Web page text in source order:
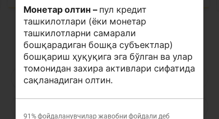
Луғат
Молиявий саводхонлик бўйича китоблар
Видео
Лойиҳалар
Фотогалерея
Кирилл алифбоси Лотин алифбоси
А Б В Г
Монетар олтин – пул кредит
ташкилотлари (ёки монетар
ташкилотларни самарали
бошқарадиган бошқа субъектлар)
бошқариш ҳуқуқига эга бўлган ва улар
томонидан захира активлари сифатида
сақланадиган олтин.
91%фойдаланувчилар жавобни фойдали деб